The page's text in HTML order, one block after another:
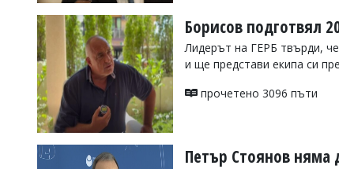
Колев,
office@flagman.bg
Коментарите
статиите
въвеждат
читателите
Борисов подготвял
Лидерът на ГЕРБ твърди,
и ще представи екипа си
прочетено 3096 пъти
Петър Стоянов няма